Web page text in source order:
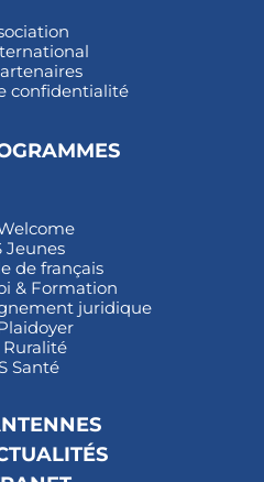
confidentialité
Jeunes
de français
& Formation
juridique
Ruralité
Santé